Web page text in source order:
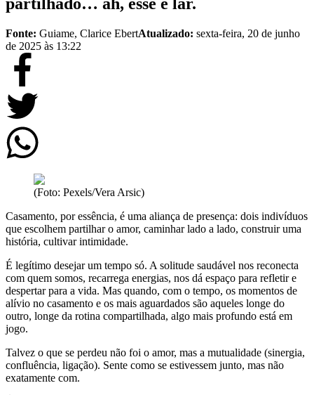
partilhado… ah, esse é lar.
Fonte: Guiame, Clarice EbertAtualizado: sexta-feira, 20 de junho
de 2025 às 13:22
(Foto: Pexels/Vera Arsic)
Casamento, por essência, é uma aliança de presença: dois indivíduos
que escolhem partilhar o amor, caminhar lado a lado, construir uma
história, cultivar intimidade.
É legítimo desejar um tempo só. A solitude saudável nos reconecta
com quem somos, recarrega energias, nos dá espaço para refletir e
despertar para a vida. Mas quando, com o tempo, os momentos de
alívio no casamento e os mais aguardados são aqueles longe do
outro, longe da rotina compartilhada, algo mais profundo está em
jogo.
Talvez o que se perdeu não foi o amor, mas a mutualidade (sinergia,
confluência, ligação). Sente como se estivessem junto, mas não
exatamente com.